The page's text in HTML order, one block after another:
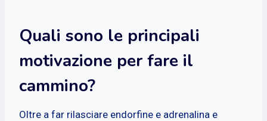
Quali sono le principali
motivazione per fare il
cammino?
Oltre a far rilasciare endorfine e adrenalina e